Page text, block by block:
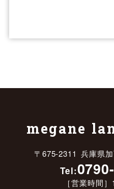
megane
〒675-2311 兵庫県
Tel:
［営業時間